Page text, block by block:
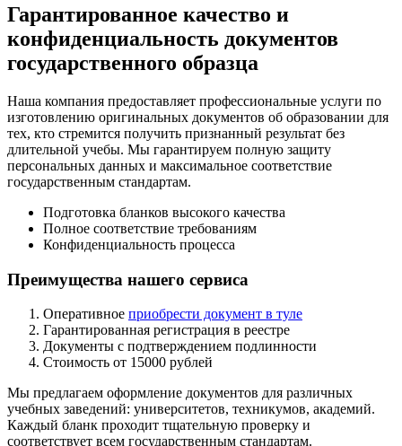
Гарантированное качество и
конфиденциальность документов
государственного образца
Наша компания предоставляет профессиональные услуги по
изготовлению оригинальных документов об образовании для
тех, кто стремится получить признанный результат без
длительной учебы. Мы гарантируем полную защиту
персональных данных и максимальное соответствие
государственным стандартам.
Подготовка бланков высокого качества
Полное соответствие требованиям
Конфиденциальность процесса
Преимущества нашего сервиса
Оперативное приобрести документ в туле
Гарантированная регистрация в реестре
Документы с подтверждением подлинности
Стоимость от 15000 рублей
Мы предлагаем оформление документов для различных
учебных заведений: университетов, техникумов, академий.
Каждый бланк проходит тщательную проверку и
соответствует всем государственным стандартам.